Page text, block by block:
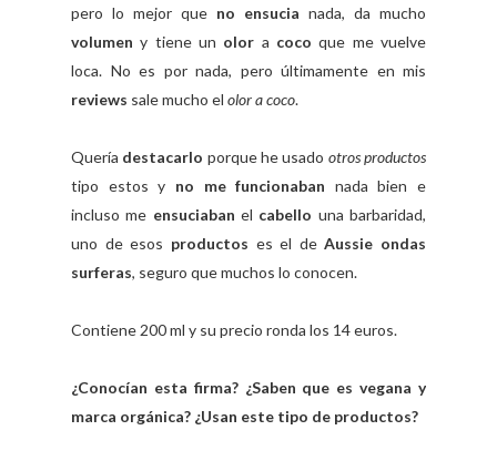
pero lo mejor que no ensucia nada, da mucho
volumeny tiene un olor a coco que me vuelve
loca. No es por nada, pero últimamente en mis
reviews sale mucho el olor a coco.
Quería destacarlo porque he usado otros productos
tipo estos y no me funcionaban nada bien e
incluso me ensuciaban el cabello una barbaridad,
uno de esos productos es el deAussie ondas
surferas, seguro que muchos lo conocen.
Contiene 200 ml y su precio ronda los 14 euros.
¿Conocían esta firma? ¿Saben que es vegana y
marca orgánica? ¿Usan este tipo de productos?